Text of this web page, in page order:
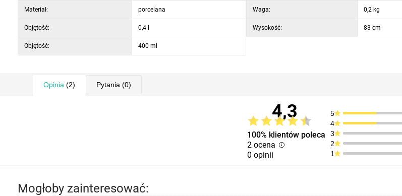
Materiał: porcelana
Objętość: 0,4 l
Objętość: 400 ml
Waga: 0,2 kg
Wysokość: 83 cm
Opinia (2) Pytania (0)
4,3
100% klientów poleca
2 ocena
0 opinii
5
4
3
2
1
Mogłoby zainteresować: